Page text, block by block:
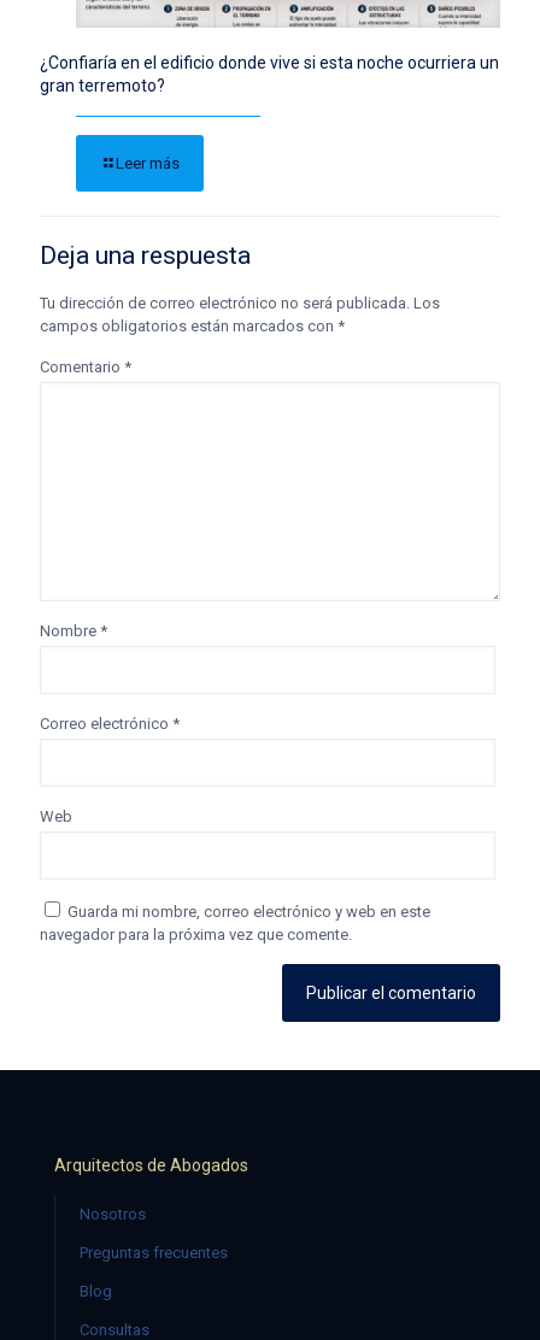
¿Confiaría en el edificio donde vive si esta noche ocurriera un
gran terremoto?
Leer más
Deja una respuesta
Tu dirección de correo electrónico no será publicada. Los
campos obligatorios están marcados con *
Comentario *
Nombre *
Correo electrónico *
Web
Guarda mi nombre, correo electrónico y web en este
navegador para la próxima vez que comente.
Arquitectos de Abogados
Nosotros
Preguntas frecuentes
Blog
Consultas